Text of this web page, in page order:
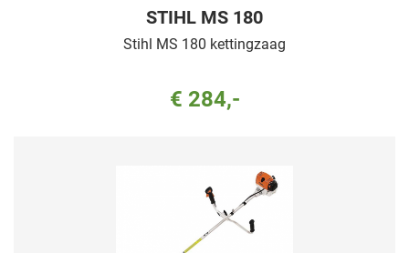
STIHL MS 180
Stihl MS 180 kettingzaag
€ 284,-